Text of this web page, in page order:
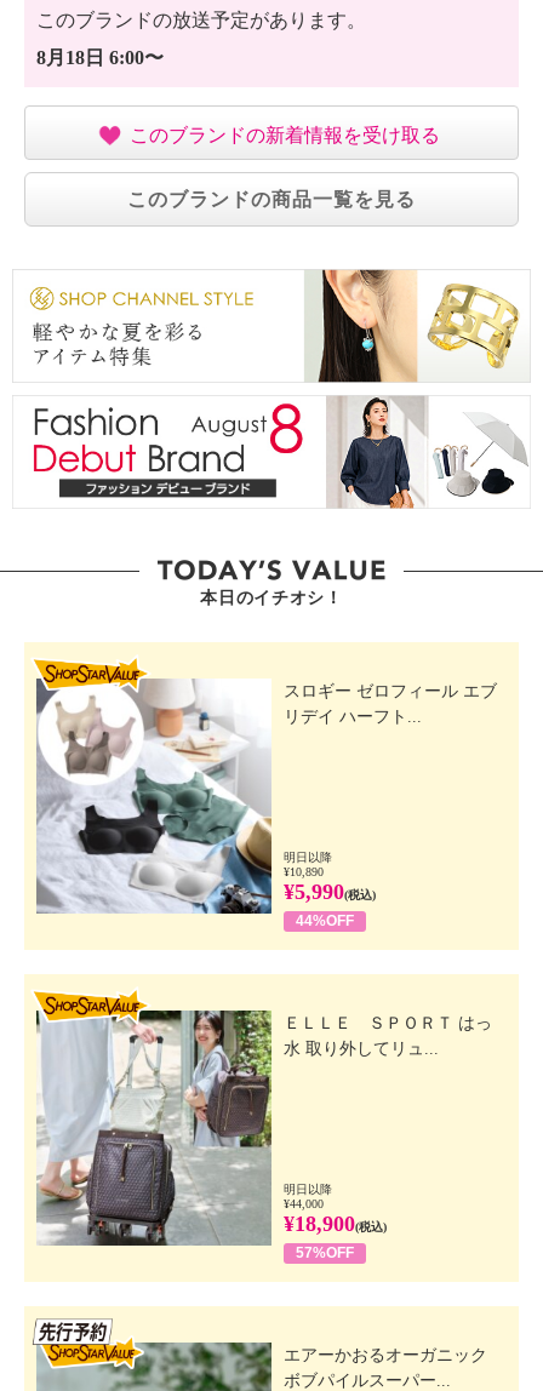
このブランドの放送予定があります。
8月18日 6:00〜
このブランドの新着情報を受け取る
このブランドの商品一覧を見る
本日のイチオシ！
スロギー ゼロフィール エブ
リデイ ハーフト...
明日以降
¥10,890
¥5,990(税込)
44%OFF
ＥＬＬＥ ＳＰＯＲＴ はっ
水 取り外してリュ...
明日以降
¥44,000
¥18,900(税込)
57%OFF
エアーかおるオーガニック
ボブパイルスーパー...